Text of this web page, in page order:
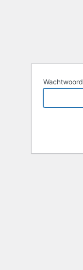
Wachtwoord